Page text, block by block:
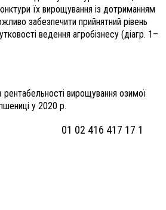
їх вирощування із дотриманням
забезпечити прийнятний рівень
ведення агробізнесу (діагр. 1–
рентабельності вирощування озимої
у 2020 р.